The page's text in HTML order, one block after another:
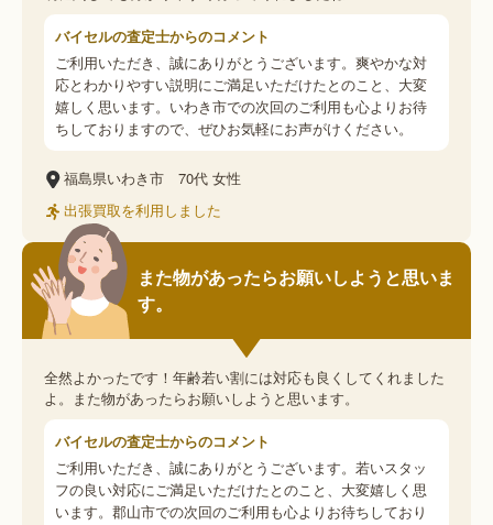
バイセルの査定士からのコメント
ご利用いただき、誠にありがとうございます。爽やかな対
応とわかりやすい説明にご満足いただけたとのこと、大変
嬉しく思います。いわき市での次回のご利用も心よりお待
ちしておりますので、ぜひお気軽にお声がけください。
福島県いわき市 70代 女性
出張買取を利用しました
また物があったらお願いしようと思いま
す。
全然よかったです！年齢若い割には対応も良くしてくれました
よ。また物があったらお願いしようと思います。
バイセルの査定士からのコメント
ご利用いただき、誠にありがとうございます。若いスタッ
フの良い対応にご満足いただけたとのこと、大変嬉しく思
います。郡山市での次回のご利用も心よりお待ちしており